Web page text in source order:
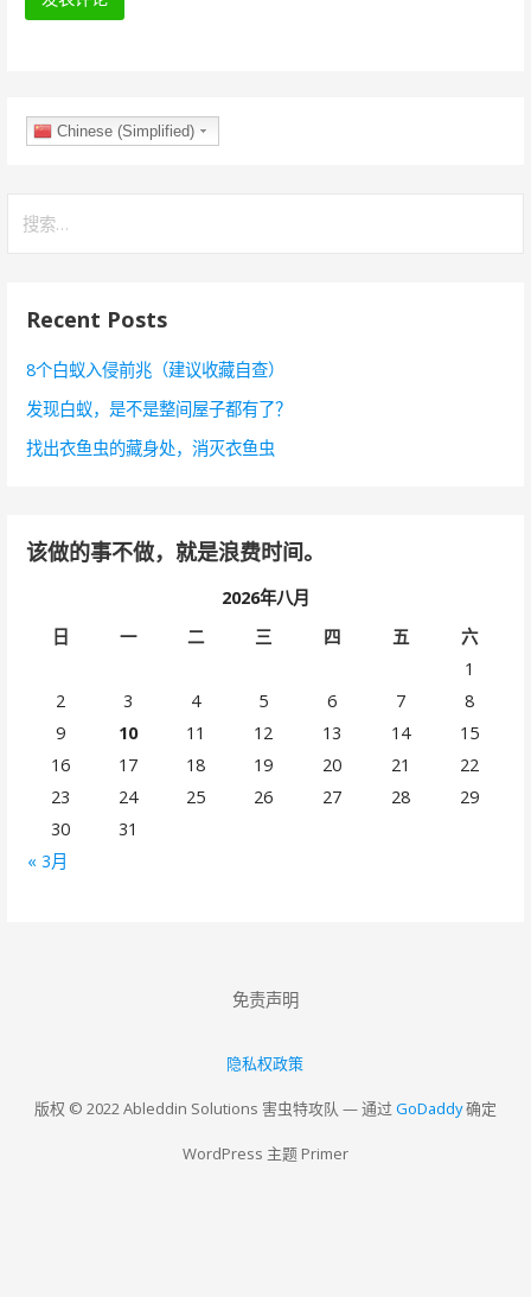
Chinese (Simplified)
索
Recent Posts
8个白蚁入侵前兆（建议收藏自查）
发现白蚁，是不是整间屋子都有了？
找出衣鱼虫的藏身处，消灭衣鱼虫
该做的事不做，就是浪费时间。
2026年八月
日
一 二 三 四 五 六
« 3月
1
2
3 4 5 6 7
8
9
10 11 12 13 14
15
16
17 18 19 20 21
22
23
24 25 26 27 28
29
30
31
免责声明
隐私权政策
版权 © 2022 Ableddin Solutions 害虫特攻队 — 通过 GoDaddy确定
WordPress 主题 Primer